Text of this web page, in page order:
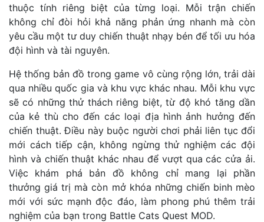
thuộc tính riêng biệt của từng loại. Mỗi trận chiến
không chỉ đòi hỏi khả năng phản ứng nhanh mà còn
yêu cầu một tư duy chiến thuật nhạy bén để tối ưu hóa
đội hình và tài nguyên.
Hệ thống bản đồ trong game vô cùng rộng lớn, trải dài
qua nhiều quốc gia và khu vực khác nhau. Mỗi khu vực
sẽ có những thử thách riêng biệt, từ độ khó tăng dần
của kẻ thù cho đến các loại địa hình ảnh hưởng đến
chiến thuật. Điều này buộc người chơi phải liên tục đổi
mới cách tiếp cận, không ngừng thử nghiệm các đội
hình và chiến thuật khác nhau để vượt qua các cửa ải.
Việc khám phá bản đồ không chỉ mang lại phần
thưởng giá trị mà còn mở khóa những chiến binh mèo
mới với sức mạnh độc đáo, làm phong phú thêm trải
nghiệm của bạn trong Battle Cats Quest MOD.